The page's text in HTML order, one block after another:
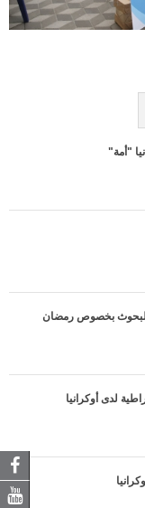
"أمة"
والبحوث بخصوص رمضان
لدى أوكرانيا